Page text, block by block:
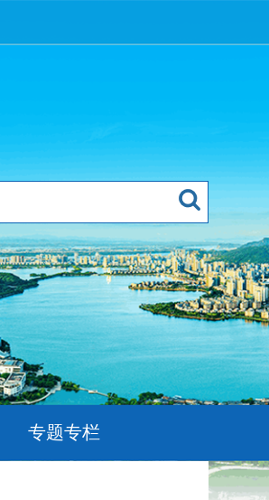
专题专栏